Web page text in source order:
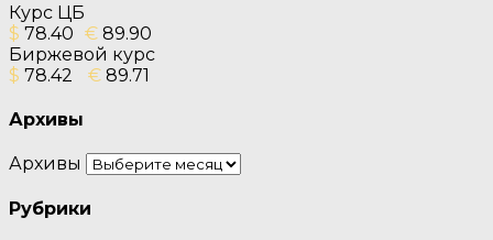
Курс ЦБ
$ 78.40 € 89.90
Биржевой курс
$ 78.42 € 89.71
Архивы
Архивы
Рубрики